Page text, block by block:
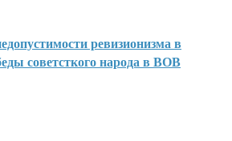
ревизионизма в
советсткого народа в ВОВ